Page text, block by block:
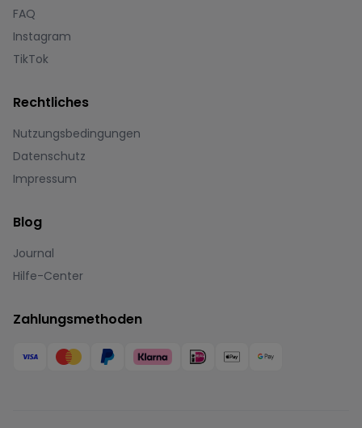
FAQ
Instagram
TikTok
Rechtliches
Nutzungsbedingungen
Datenschutz
Impressum
Blog
Journal
Hilfe-Center
Zahlungsmethoden